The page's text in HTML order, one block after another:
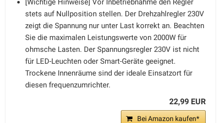
[Wichtige Hinweise] Vor Inbetriebnahme den Regler
stets auf Nullposition stellen. Der Drehzahlregler 230V
zeigt die Spannung nur unter Last korrekt an. Beachten
Sie die maximalen Leistungswerte von 2000W für
ohmsche Lasten. Der Spannungsregler 230V ist nicht
für LED-Leuchten oder Smart-Geräte geeignet.
Trockene Innenräume sind der ideale Einsatzort für
diesen frequenzumrichter.
22,99 EUR
Bei Amazon kaufen*